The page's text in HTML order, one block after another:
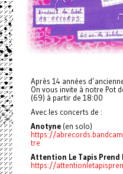
Après 14 années
On vous invite à notre Pot
(69) à partir de 18:00
Avec les concerts de :
Anotyne(en solo)
https://
tre
Attention Le Tapis Prend
https://